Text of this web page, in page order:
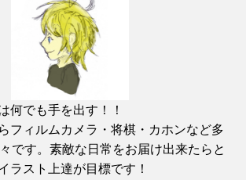
何でも手を出す！！
フィルムカメラ・将棋・カホンなど多
です。素敵な日常をお届け出来たらと
ラスト上達が目標です！